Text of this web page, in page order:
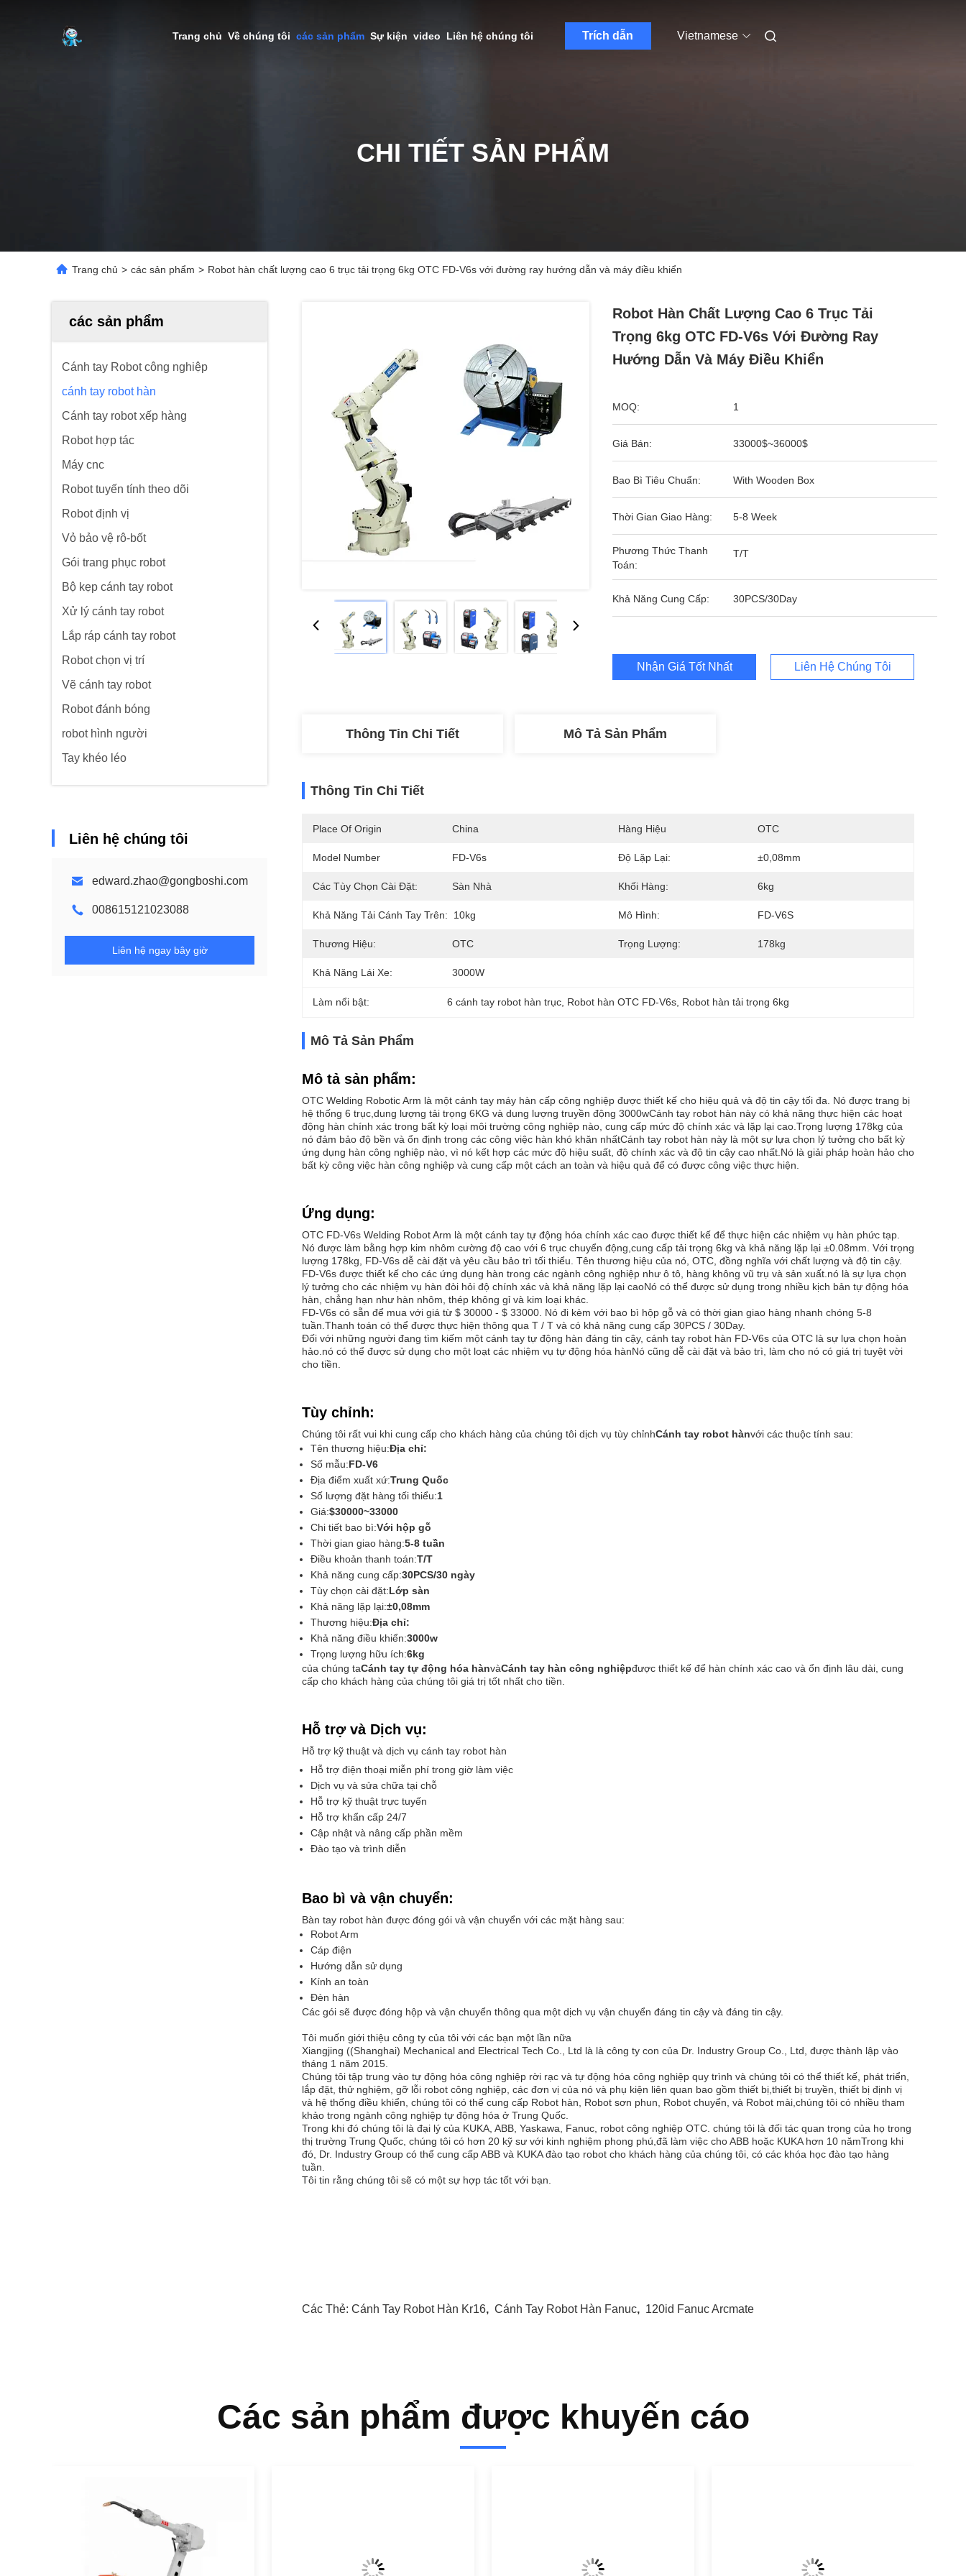
Trang chủ Về chúng tôi các sản phẩm Sự kiện video Liên hệ chúng tôi Trích dẫn Vietnamese
CHI TIẾT SẢN PHẨM
Trang chủ > các sản phẩm > Robot hàn chất lượng cao 6 trục tải trọng 6kg OTC FD-V6s với đường ray hướng dẫn và máy điều khiển
các sản phẩm
Cánh tay Robot công nghiệp
cánh tay robot hàn
Cánh tay robot xếp hàng
Robot hợp tác
Máy cnc
Robot tuyến tính theo dõi
Robot định vị
Vỏ bảo vệ rô-bốt
Gói trang phục robot
Bộ kẹp cánh tay robot
Xử lý cánh tay robot
Lắp ráp cánh tay robot
Robot chọn vị trí
Vẽ cánh tay robot
Robot đánh bóng
robot hình người
Tay khéo léo
Liên hệ chúng tôi
edward.zhao@gongboshi.com
008615121023088
Liên hệ ngay bây giờ
Robot Hàn Chất Lượng Cao 6 Trục Tải
Trọng 6kg OTC FD-V6s Với Đường Ray
Hướng Dẫn Và Máy Điều Khiển
MOQ: 1
Giá Bán: 33000$~36000$
Bao Bì Tiêu Chuẩn: With Wooden Box
Thời Gian Giao Hàng: 5-8 Week
Phương Thức Thanh
Toán:
T/T
Khả Năng Cung Cấp: 30PCS/30Day
Nhận Giá Tốt Nhất Liên Hệ Chúng Tôi
Thông Tin Chi Tiết Mô Tả Sản Phẩm
Thông Tin Chi Tiết
Place Of Origin China Hàng Hiệu OTC
Model Number FD-V6s Độ Lặp Lại: ±0,08mm
Các Tùy Chọn Cài Đặt: Sàn Nhà Khối Hàng: 6kg
Khả Năng Tải Cánh Tay Trên: 10kg Mô Hình: FD-V6S
Thương Hiệu: OTC Trọng Lượng: 178kg
Khả Năng Lái Xe: 3000W
Làm nổi bật: 6 cánh tay robot hàn trục Robot hàn OTC FD-V6s Robot hàn tải trọng 6kg
Mô Tả Sản Phẩm
Mô tả sản phẩm:
OTC Welding Robotic Arm là một cánh tay máy hàn cấp công nghiệp được thiết kế cho hiệu quả và độ tin cậy tối đa. Nó được trang bị
hệ thống 6 trục,dung lượng tải trọng 6KG và dung lượng truyền động 3000wCánh tay robot hàn này có khả năng thực hiện các hoạt
động hàn chính xác trong bất kỳ loại môi trường công nghiệp nào, cung cấp mức độ chính xác và lặp lại cao.Trọng lượng 178kg của
nó đảm bảo độ bền và ổn định trong các công việc hàn khó khăn nhấtCánh tay robot hàn này là một sự lựa chọn lý tưởng cho bất kỳ
ứng dụng hàn công nghiệp nào, vì nó kết hợp các mức độ hiệu suất, độ chính xác và độ tin cậy cao nhất.Nó là giải pháp hoàn hảo cho
bất kỳ công việc hàn công nghiệp và cung cấp một cách an toàn và hiệu quả để có được công việc thực hiện.
Ứng dụng:
OTC FD-V6s Welding Robot Arm là một cánh tay tự động hóa chính xác cao được thiết kế để thực hiện các nhiệm vụ hàn phức tạp.
Nó được làm bằng hợp kim nhôm cường độ cao với 6 trục chuyển động,cung cấp tải trọng 6kg và khả năng lặp lại ±0.08mm. Với trọng
lượng 178kg, FD-V6s dễ cài đặt và yêu cầu bảo trì tối thiểu. Tên thương hiệu của nó, OTC, đồng nghĩa với chất lượng và độ tin cậy.
FD-V6s được thiết kế cho các ứng dụng hàn trong các ngành công nghiệp như ô tô, hàng không vũ trụ và sản xuất.nó là sự lựa chọn
lý tưởng cho các nhiệm vụ hàn đòi hỏi độ chính xác và khả năng lặp lại caoNó có thể được sử dụng trong nhiều kịch bản tự động hóa
hàn, chẳng hạn như hàn nhôm, thép không gỉ và kim loại khác.
FD-V6s có sẵn để mua với giá từ $ 30000 - $ 33000. Nó đi kèm với bao bì hộp gỗ và có thời gian giao hàng nhanh chóng 5-8
tuần.Thanh toán có thể được thực hiện thông qua T / T và có khả năng cung cấp 30PCS / 30Day.
Đối với những người đang tìm kiếm một cánh tay tự động hàn đáng tin cậy, cánh tay robot hàn FD-V6s của OTC là sự lựa chọn hoàn
hảo.nó có thể được sử dụng cho một loạt các nhiệm vụ tự động hóa hànNó cũng dễ cài đặt và bảo trì, làm cho nó có giá trị tuyệt vời
cho tiền.
Tùy chỉnh:
Chúng tôi rất vui khi cung cấp cho khách hàng của chúng tôi dịch vụ tùy chỉnhCánh tay robot hànvới các thuộc tính sau:
Tên thương hiệu:Địa chỉ:
Số mẫu:FD-V6
Địa điểm xuất xứ:Trung Quốc
Số lượng đặt hàng tối thiểu:1
Giá:$30000~33000
Chi tiết bao bì:Với hộp gỗ
Thời gian giao hàng:5-8 tuần
Điều khoản thanh toán:T/T
Khả năng cung cấp:30PCS/30 ngày
Tùy chọn cài đặt:Lớp sàn
Khả năng lặp lại:±0,08mm
Thương hiệu:Địa chỉ:
Khả năng điều khiển:3000w
Trọng lượng hữu ích:6kg
của chúng taCánh tay tự động hóa hànvàCánh tay hàn công nghiệpđược thiết kế để hàn chính xác cao và ổn định lâu dài, cung
cấp cho khách hàng của chúng tôi giá trị tốt nhất cho tiền.
Hỗ trợ và Dịch vụ:
Hỗ trợ kỹ thuật và dịch vụ cánh tay robot hàn
Hỗ trợ điện thoại miễn phí trong giờ làm việc
Dịch vụ và sửa chữa tại chỗ
Hỗ trợ kỹ thuật trực tuyến
Hỗ trợ khẩn cấp 24/7
Cập nhật và nâng cấp phần mềm
Đào tạo và trình diễn
Bao bì và vận chuyển:
Bàn tay robot hàn được đóng gói và vận chuyển với các mặt hàng sau:
Robot Arm
Cáp điện
Hướng dẫn sử dụng
Kính an toàn
Đèn hàn
Các gói sẽ được đóng hộp và vận chuyển thông qua một dịch vụ vận chuyển đáng tin cậy và đáng tin cậy.
Tôi muốn giới thiệu công ty của tôi với các bạn một lần nữa
Xiangjing ((Shanghai) Mechanical and Electrical Tech Co., Ltd là là công ty con của Dr. Industry Group Co., Ltd, được thành lập vào
tháng 1 năm 2015.
Chúng tôi tập trung vào tự động hóa công nghiệp rời rạc và tự động hóa công nghiệp quy trình và chúng tôi có thể thiết kế, phát triển,
lắp đặt, thử nghiệm, gỡ lỗi robot công nghiệp, các đơn vị của nó và phụ kiện liên quan bao gồm thiết bị,thiết bị truyền, thiết bị định vị
và hệ thống điều khiển, chúng tôi có thể cung cấp Robot hàn, Robot sơn phun, Robot chuyển, và Robot mài,chúng tôi có nhiều tham
khảo trong ngành công nghiệp tự động hóa ở Trung Quốc.
Trong khi đó chúng tôi là đại lý của KUKA, ABB, Yaskawa, Fanuc, robot công nghiệp OTC. chúng tôi là đối tác quan trọng của họ trong
thị trường Trung Quốc, chúng tôi có hơn 20 kỹ sư với kinh nghiệm phong phú,đã làm việc cho ABB hoặc KUKA hơn 10 nămTrong khi
đó, Dr. Industry Group có thể cung cấp ABB và KUKA đào tạo robot cho khách hàng của chúng tôi, có các khóa học đào tạo hàng
tuần.
Tôi tin rằng chúng tôi sẽ có một sự hợp tác tốt với bạn.
Các Thẻ: Cánh Tay Robot Hàn Kr16, Cánh Tay Robot Hàn Fanuc, 120id Fanuc Arcmate
Các sản phẩm được khuyến cáo